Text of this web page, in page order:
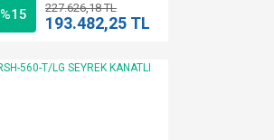
%15 227.626,18 TL
193.482,25 TL